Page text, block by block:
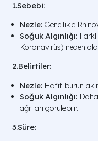
1.Sebebi:
Nezle: Genellikle
Soğuk Algınlığı:
Koronavirüs) neden
2.Belirtiler:
Nezle: Hafif burun
Soğuk Algınlığı:
ağrıları görülebilir.
3.Süre: